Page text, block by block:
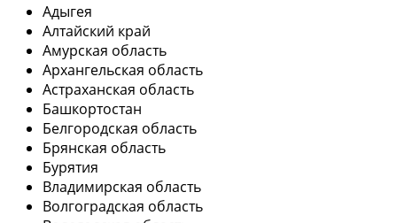
Адыгея
Алтайский край
Амурская область
Архангельская область
Астраханская область
Башкортостан
Белгородская область
Брянская область
Бурятия
Владимирская область
Волгоградская область